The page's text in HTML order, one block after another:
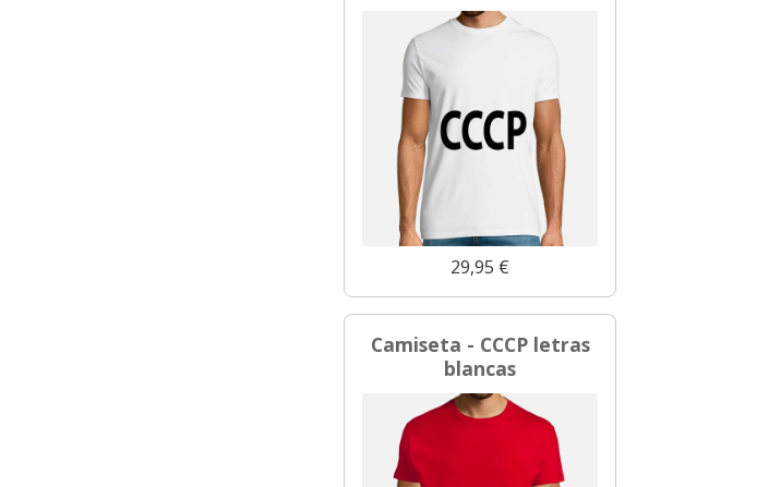
29,95 €
Camiseta - CCCP letras
blancas